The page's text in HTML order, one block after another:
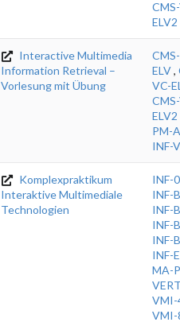
ELV2
Interactive Multimedia
Information Retrieval –
Vorlesung mit Übung
ELV,
VC-
ELV2
PM-
INF-
Komplexpraktikum
Interaktive Multimediale
Technologien
INF-
INF-
INF-
INF-
INF-
INF-
MA-
VMI-
VMI-